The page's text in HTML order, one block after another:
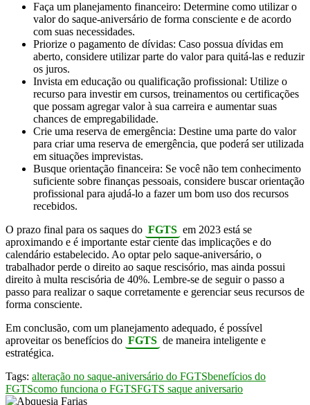
Faça um planejamento financeiro: Determine como utilizar o
valor do saque-aniversário de forma consciente e de acordo
com suas necessidades.
Priorize o pagamento de dívidas: Caso possua dívidas em
aberto, considere utilizar parte do valor para quitá-las e reduzir
os juros.
Invista em educação ou qualificação profissional: Utilize o
recurso para investir em cursos, treinamentos ou certificações
que possam agregar valor à sua carreira e aumentar suas
chances de empregabilidade.
Crie uma reserva de emergência: Destine uma parte do valor
para criar uma reserva de emergência, que poderá ser utilizada
em situações imprevistas.
Busque orientação financeira: Se você não tem conhecimento
suficiente sobre finanças pessoais, considere buscar orientação
profissional para ajudá-lo a fazer um bom uso dos recursos
recebidos.
O prazo final para os saques do FGTS em 2023 está se
aproximando e é importante estar ciente das implicações e do
calendário estabelecido. Ao optar pelo saque-aniversário, o
trabalhador perde o direito ao saque rescisório, mas ainda possui
direito à multa rescisória de 40%. Lembre-se de seguir o passo a
passo para realizar o saque corretamente e gerenciar seus recursos de
forma consciente.
Em conclusão, com um planejamento adequado, é possível
aproveitar os benefícios do FGTS de maneira inteligente e
estratégica.
Tags: alteração no saque-aniversário do FGTSbenefícios do
FGTScomo funciona o FGTSFGTS saque aniversario